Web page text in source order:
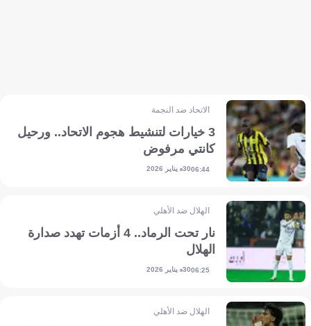
الاتحاد ضد النجمة
3 خيارات لتنشيط هجوم الاتحاد.. ورحيل
كانتي مرفوض
06:4430 يناير 2026
الهلال ضد الأهلي
نار تحت الرماد.. 4 أزمات تهدد صدارة
الهلال
06:2530 يناير 2026
الهلال ضد الأهلي